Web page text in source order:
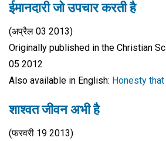
ईमानदारी जो उपचार करती है
(अप्रैल 03 2013)
Originally published in the Christian
05 2012
Also available in English: Honesty
शाश्वत जीवन अभी है
(फरवरी 19 2013)